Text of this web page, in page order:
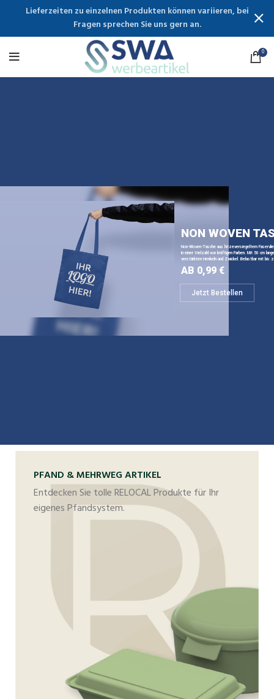
0
NON WOVEN
Non-Woven-Tasche aus hitzeversiegeltem
in einer Vielzahl von kräftigen Farben. Mit 50 cm
verstärkten Henkeln und Zwickel. Belastbar mit bis
Jetzt Bestellen
AB 0,99 €
PFAND & MEHRWEG ARTIKEL
Entdecken Sie tolle RELOCAL Produkte für Ihr
eigenes Pfandsystem.
Lieferzeiten zu einzelnen Produkten können variieren, bei
Fragen sprechen Sie uns gern an.